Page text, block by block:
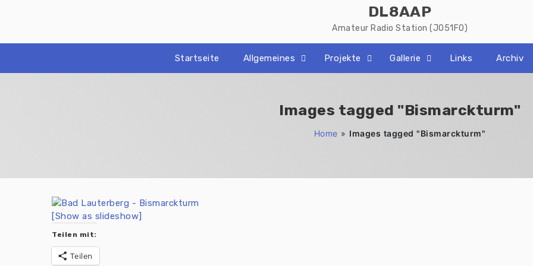
DL8AAP
Amateur Radio Station (JO51FO)
Startseite Allgemeines Projekte Gallerie Links Archiv
Images tagged "Bismarckturm"
Home » Images tagged "Bismarckturm"
[Show as slideshow]
Teilen mit:
Teilen